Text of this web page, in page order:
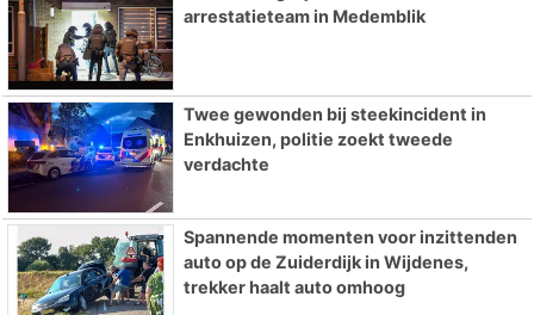
arrestatieteam in Medemblik
Twee gewonden bij steekincident in
Enkhuizen, politie zoekt tweede
verdachte
Spannende momenten voor inzittenden
auto op de Zuiderdijk in Wijdenes,
trekker haalt auto omhoog